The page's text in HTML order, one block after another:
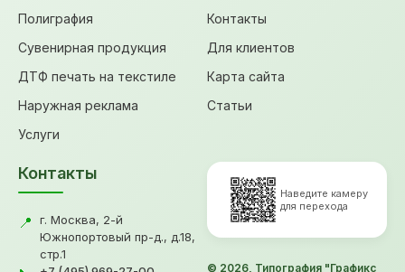
Полиграфия
Сувенирная продукция
ДТФ печать на текстиле
Наружная реклама
Услуги
Контакты
Для клиентов
Карта сайта
Статьи
Контакты
📍
г. Москва, 2-й
Южнопортовый пр-д., д.18,
стр.1
Наведите камеру
для перехода
© 2026, Типография "Графикс